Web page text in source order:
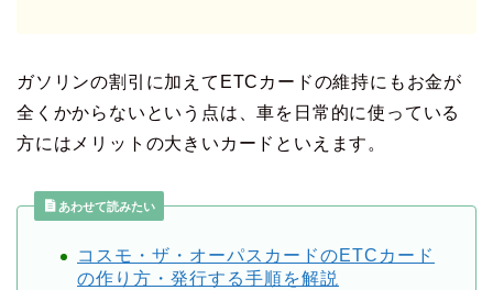
ガソリンの割引に加えてETCカードの維持にもお金が
全くかからないという点は、車を日常的に使っている
方にはメリットの大きいカードといえます。
あわせて読みたい
コスモ・ザ・オーパスカードのETCカード
の作り方・発行する手順を解説